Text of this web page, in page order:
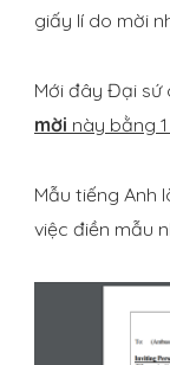
giấy lí do mời
Mới đây Đại sứ
mời này bằng
Mẫu tiếng Anh
việc điền mẫu